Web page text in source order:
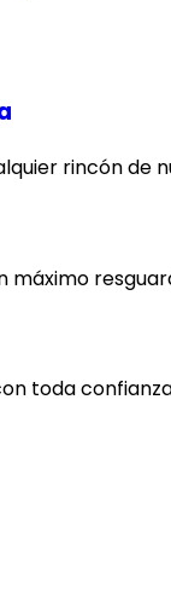
rincón de
máximo
toda